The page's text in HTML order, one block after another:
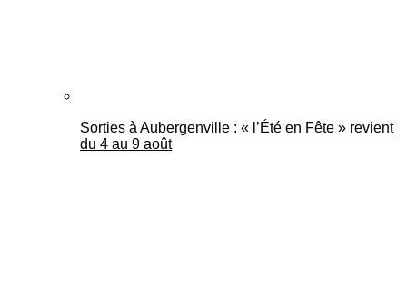
Sorties à Aubergenville : « l’Été en Fête » revient
du 4 au 9 août